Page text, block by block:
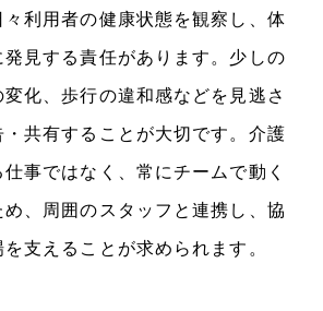
利用者の健康状態を観察し、体
見する責任があります。少しの
化、歩行の違和感などを見逃さ
共有することが大切です。介護
事ではなく、常にチームで動く
、周囲のスタッフと連携し、協
支えることが求められます。